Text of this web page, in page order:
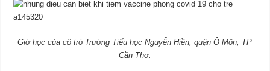
Giờ học của cô trò Trường Tiểu học Nguyễn Hiền, quận Ô Môn, TP
Cần Thơ.